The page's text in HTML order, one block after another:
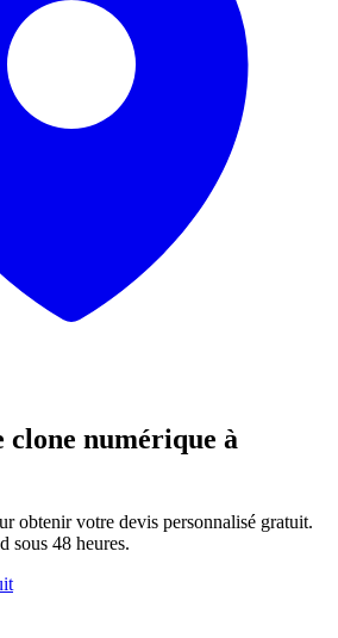
numérique à
obtenir votre devis personnalisé gratuit.
sous 48 heures.